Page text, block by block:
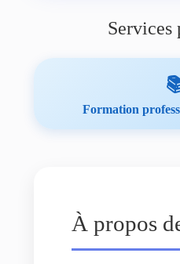
Services
Formation
À propos